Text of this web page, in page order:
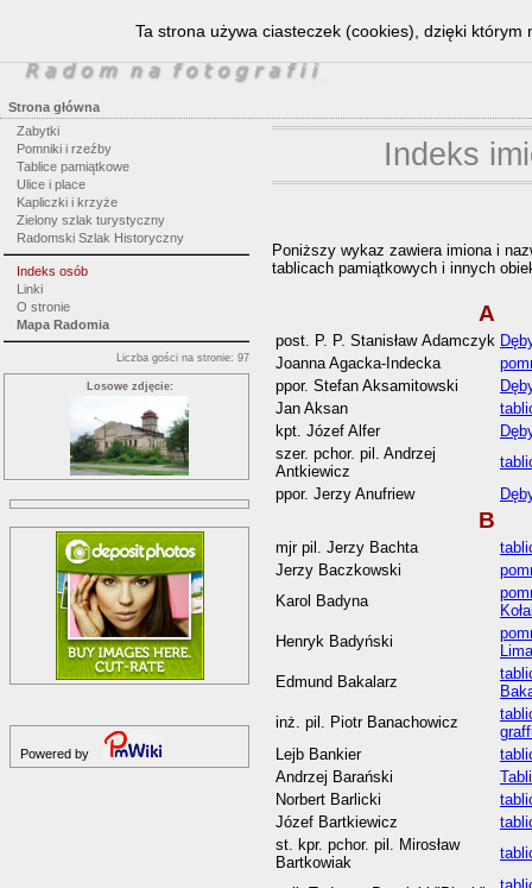
Strona główna
Zabytki
Pomniki i rzeźby
Tablice pamiątkowe
Ulice i place
Kapliczki i krzyże
Zielony szlak turystyczny
Radomski Szlak Historyczny
Indeks osób
Linki
O stronie
Mapa Radomia
Liczba gości na stronie: 97
Losowe zdjęcie:
Powered by
Indeks
Poniższy wykaz zawiera imiona i
tablicach pamiątkowych i innych
A
post. P. P. Stanisław Adamczyk
Joanna Agacka-Indecka
ppor. Stefan Aksamitowski
Jan Aksan
kpt. Józef Alfer
szer. pchor. pil. Andrzej
Antkiewicz
ppor. Jerzy Anufriew
B
mjr pil. Jerzy Bachta
Jerzy Baczkowski
Karol Badyna
Henryk Badyński
Edmund Bakalarz
inż. pil. Piotr Banachowicz
Lejb Bankier
Andrzej Barański
Norbert Barlicki
Józef Bartkiewicz
st. kpr. pchor. pil. Mirosław
Bartkowiak
Ta strona używa ciasteczek (cookies), dzięki którym